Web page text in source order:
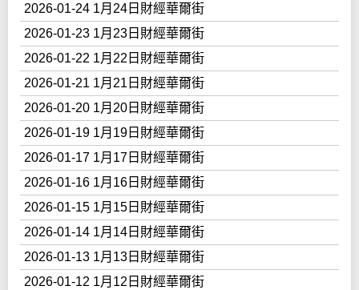
2026-01-24 1月24日財經華爾街
2026-01-23 1月23日財經華爾街
2026-01-22 1月22日財經華爾街
2026-01-21 1月21日財經華爾街
2026-01-20 1月20日財經華爾街
2026-01-19 1月19日財經華爾街
2026-01-17 1月17日財經華爾街
2026-01-16 1月16日財經華爾街
2026-01-15 1月15日財經華爾街
2026-01-14 1月14日財經華爾街
2026-01-13 1月13日財經華爾街
2026-01-12 1月12日財經華爾街